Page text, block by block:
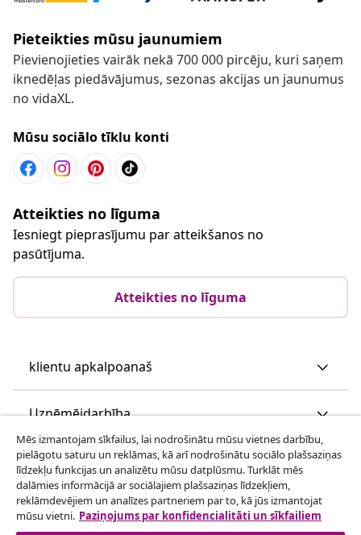
Pieteikties mūsu jaunumiem
Pievienojieties vairāk nekā 700 000 pircēju, kuri saņem
iknedēļas piedāvājumus, sezonas akcijas un jaunumus
no vidaXL.
Mūsu sociālo tīklu konti
Atteikties no līguma
Iesniegt pieprasījumu par atteikšanos no
pasūtījuma.
Atteikties no līguma
klientu apkalpoanaš
Uzņēmējdarbība
vidaXL
Apskatiet vairāk
Mēs izmantojam sīkfailus, lai nodrošinātu mūsu vietnes darbību,
pielāgotu saturu un reklāmas, kā arī nodrošinātu sociālo plašsaziņas
līdzekļu funkcijas un analizētu mūsu datplūsmu. Turklāt mēs
dalāmies informācijā ar sociālajiem plašsaziņas līdzekļiem,
reklāmdevējiem un analīzes partneriem par to, kā jūs izmantojat
mūsu vietni. Paziņojums par konfidencialitāti un sīkfailiem